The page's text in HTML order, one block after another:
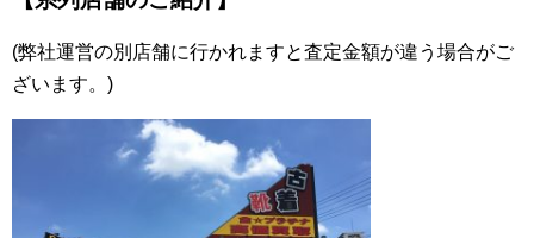
(弊社運営の別店舗に行かれますと査定金額が違う場合がご
ざいます。)